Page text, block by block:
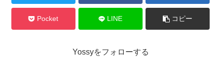
Pocket LINE コピー
Yossyをフォローする